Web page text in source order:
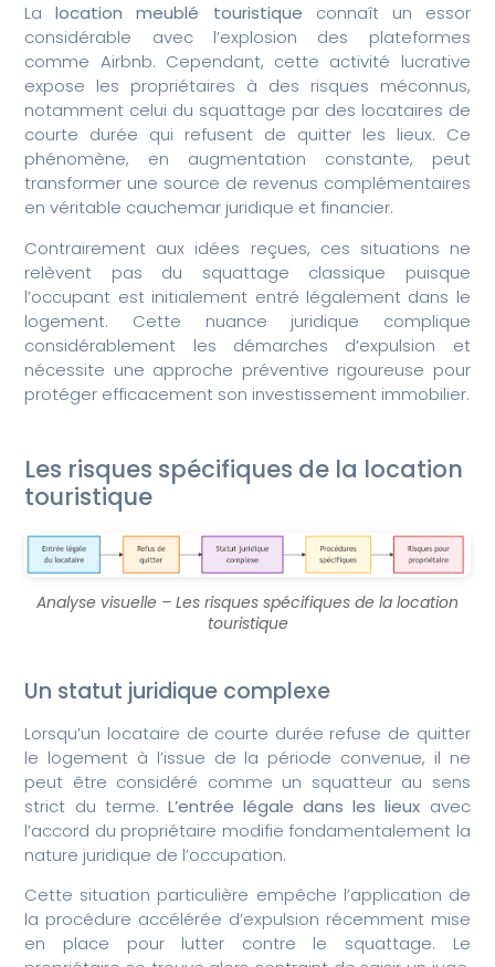
Lalocation meublé touristique connaît un essor
considérable avec l’explosion des plateformes
comme Airbnb. Cependant, cette activité lucrative
expose les propriétaires à des risques méconnus,
notamment celui du squattage par des locataires de
courte durée qui refusent de quitter les lieux. Ce
phénomène, en augmentation constante, peut
transformer une source de revenus complémentaires
en véritable cauchemar juridique et financier.
Contrairement aux idées reçues, ces situations ne
relèvent pas du squattage classique puisque
l’occupant est initialement entré légalement dans le
logement. Cette nuance juridique complique
considérablement les démarches d’expulsion et
nécessite une approche préventive rigoureuse pour
protéger efficacement son investissement immobilier.
Les risques spécifiques de la location
touristique
Analyse visuelle – Les risques spécifiques de la location
touristique
Un statut juridique complexe
Lorsqu’un locataire de courte durée refuse de quitter
le logement à l’issue de la période convenue, il ne
peut être considéré comme un squatteur au sens
strict du terme. L’entrée légale dans les lieux avec
l’accord du propriétaire modifie fondamentalement la
nature juridique de l’occupation.
Cette situation particulière empêche l’application de
la procédure accélérée d’expulsion récemment mise
en place pour lutter contre le squattage. Le